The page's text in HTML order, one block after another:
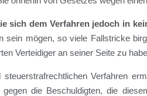
sich dem Verfahren jedoch in
sein mögen, so viele Fallstricke
Verteidiger an seiner Seite zu
Verfahren
gegen die Beschuldigten, die